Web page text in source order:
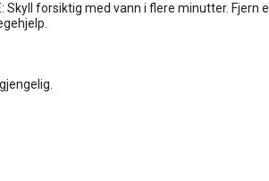
Skyll forsiktig med vann i flere minutter.